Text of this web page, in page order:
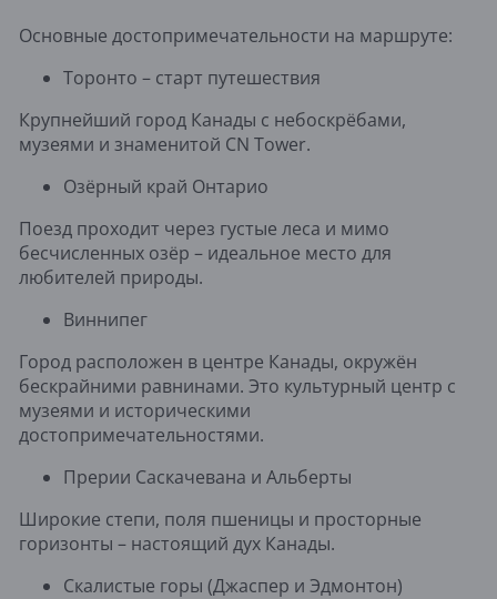
Основные достопримечательности на маршруте:
Торонто – старт путешествия
Крупнейший город Канады с небоскрёбами,
музеями и знаменитой CN Tower.
Озёрный край Онтарио
Поезд проходит через густые леса и мимо
бесчисленных озёр – идеальное место для
любителей природы.
Виннипег
Город расположен в центре Канады, окружён
бескрайними равнинами. Это культурный центр с
музеями и историческими
достопримечательностями.
Прерии Саскачевана и Альберты
Широкие степи, поля пшеницы и просторные
горизонты – настоящий дух Канады.
Скалистые горы (Джаспер и Эдмонтон)